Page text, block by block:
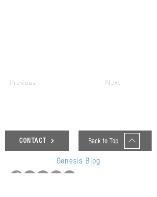
Previous Next
CONTACT Back to Top
Genesis Blog